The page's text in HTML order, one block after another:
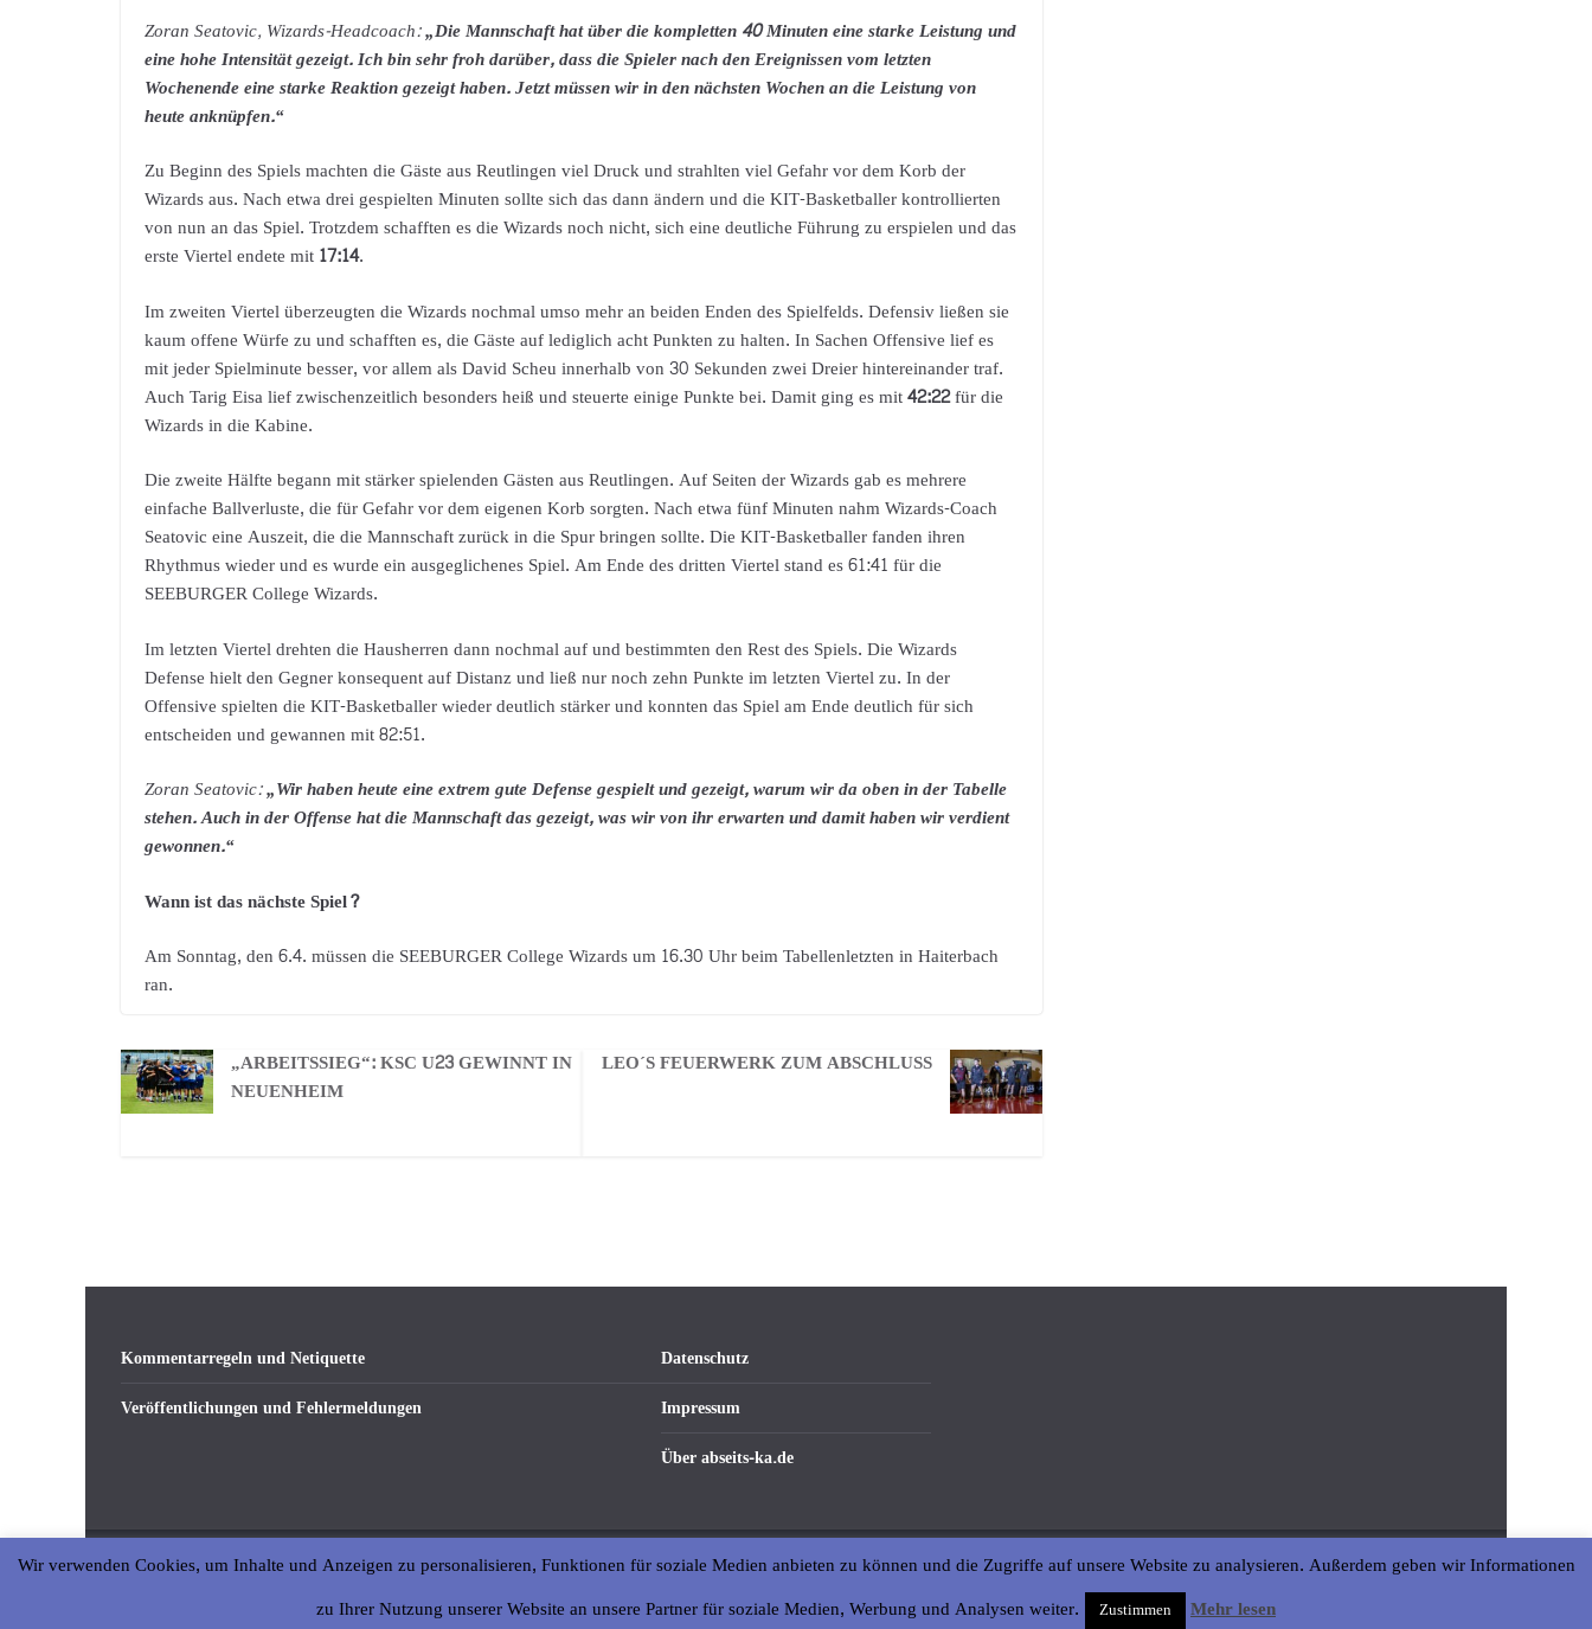
Zoran Seatovic, Wizards-Headcoach:„Die Mannschaft hat über die kompletten 40 Minuten eine starke Leistung und
eine hohe Intensität gezeigt. Ich bin sehr froh darüber, dass die Spieler nach den Ereignissen vom letzten
Wochenende eine starke Reaktion gezeigt haben. Jetzt müssen wir in den nächsten Wochen an die Leistung von
heute anknüpfen.“
Zu Beginn des Spiels machten die Gäste aus Reutlingen viel Druck und strahlten viel Gefahr vor dem Korb der
Wizards aus. Nach etwa drei gespielten Minuten sollte sich das dann ändern und die KIT-Basketballer kontrollierten
von nun an das Spiel. Trotzdem schafften es die Wizards noch nicht, sich eine deutliche Führung zu erspielen und das
erste Viertel endete mit17:14.
Im zweiten Viertel überzeugten die Wizards nochmal umso mehr an beiden Enden des Spielfelds. Defensiv ließen sie
kaum offene Würfe zu und schafften es, die Gäste auf lediglich acht Punkten zu halten. In Sachen Offensive lief es
mit jeder Spielminute besser, vor allem als David Scheu innerhalb von 30 Sekunden zwei Dreier hintereinander traf.
Auch Tarig Eisa lief zwischenzeitlich besonders heiß und steuerte einige Punkte bei. Damit ging es mit42:22für die
Wizards in die Kabine.
Die zweite Hälfte begann mit stärker spielenden Gästen aus Reutlingen. Auf Seiten der Wizards gab es mehrere
einfache Ballverluste, die für Gefahr vor dem eigenen Korb sorgten. Nach etwa fünf Minuten nahm Wizards-Coach
Seatovic eine Auszeit, die die Mannschaft zurück in die Spur bringen sollte. Die KIT-Basketballer fanden ihren
Rhythmus wieder und es wurde ein ausgeglichenes Spiel. Am Ende des dritten Viertel stand es 61:41 für die
SEEBURGER College Wizards.
Im letzten Viertel drehten die Hausherren dann nochmal auf und bestimmten den Rest des Spiels. Die Wizards
Defense hielt den Gegner konsequent auf Distanz und ließ nur noch zehn Punkte im letzten Viertel zu. In der
Offensive spielten die KIT-Basketballer wieder deutlich stärker und konnten das Spiel am Ende deutlich für sich
entscheiden und gewannen mit 82:51.
Zoran Seatovic:„Wir haben heute eine extrem gute Defense gespielt und gezeigt, warum wir da oben in der Tabelle
stehen. Auch in der Offense hat die Mannschaft das gezeigt, was wir von ihr erwarten und damit haben wir verdient
gewonnen.“
Wann ist das nächste Spiel?
Am Sonntag, den 6.4. müssen die SEEBURGER College Wizards um 16.30 Uhr beim Tabellenletzten in Haiterbach
ran.
„ARBEITSSIEG“: KSC U23 GEWINNT IN
NEUENHEIM
LEO´S FEUERWERK ZUM ABSCHLUSS
Kommentarregeln und Netiquette
Veröffentlichungen und Fehlermeldungen
Datenschutz
Impressum
Über abseits-ka.de
Copyright © 2026abseits-ka . All rights reserved.
Wir verwenden Cookies, um Inhalte und Anzeigen zu personalisieren, Funktionen für soziale Medien anbieten zu können und die Zugriffe auf unsere Website zu analysieren. Außerdem geben wir Informationen
zu Ihrer Nutzung unserer Website an unsere Partner für soziale Medien, Werbung und Analysen weiter.
Zustimmen Mehr lesen